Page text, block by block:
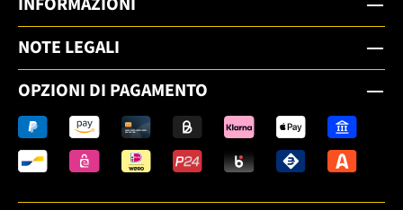
NOTE LEGALI
OPZIONI DI PAGAMENTO